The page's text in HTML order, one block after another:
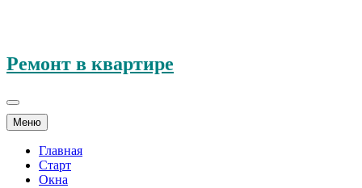
Ремонт в квартире
Меню
Главная
Старт
Окна